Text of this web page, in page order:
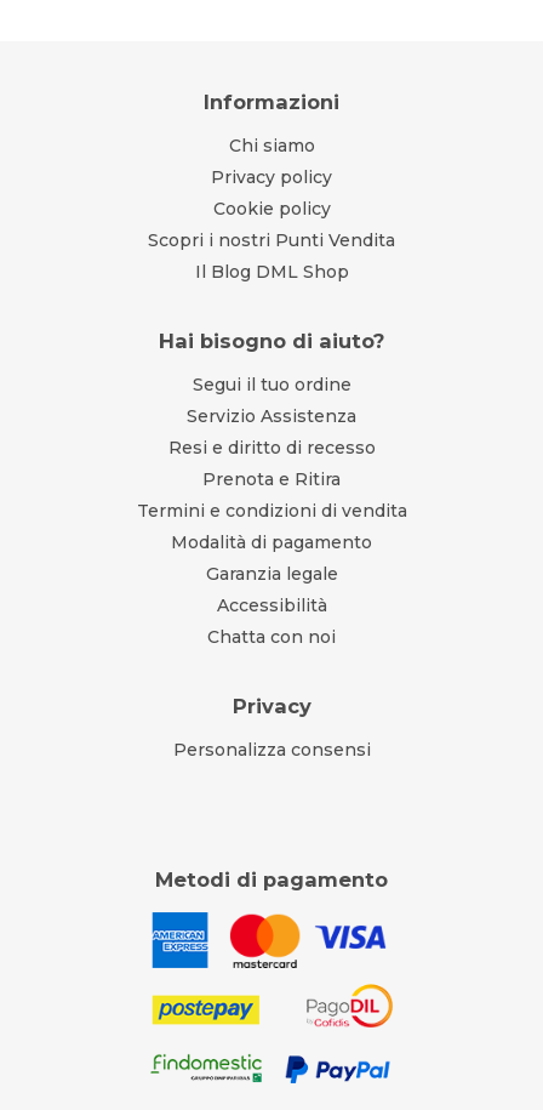
Informazioni
Chi siamo
Privacy policy
Cookie policy
Scopri i nostri Punti Vendita
Il Blog DML Shop
Hai bisogno di aiuto?
Segui il tuo ordine
Servizio Assistenza
Resi e diritto di recesso
Prenota e Ritira
Termini e condizioni di vendita
Modalità di pagamento
Garanzia legale
Accessibilità
Chatta con noi
Privacy
Personalizza consensi
Metodi di pagamento